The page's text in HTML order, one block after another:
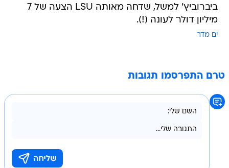
ביברוביץ' למשל, שדחה מאותה LSU הצעה של 7
מיליון דולר לעונה (!).
ים מדר
טרם התפרסמו תגובות